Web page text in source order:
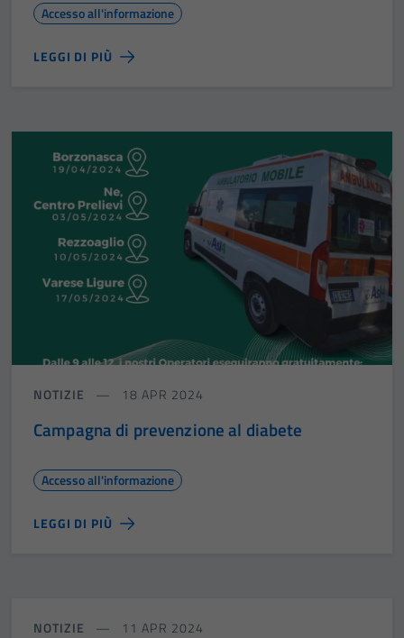
Accesso all'informazione
LEGGI DI PIÙ
NOTIZIE 18 APR 2024
Campagna di prevenzione al diabete
Accesso all'informazione
LEGGI DI PIÙ
NOTIZIE 11 APR 2024